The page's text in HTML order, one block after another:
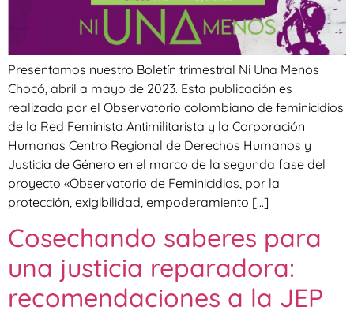
Presentamos nuestro Boletín trimestral Ni Una Menos
Chocó, abril a mayo de 2023. Esta publicación es
realizada por el Observatorio colombiano de feminicidios
de la Red Feminista Antimilitarista y la Corporación
Humanas Centro Regional de Derechos Humanos y
Justicia de Género en el marco de la segunda fase del
proyecto «Observatorio de Feminicidios, por la
protección, exigibilidad, empoderamiento […]
Cosechando saberes para
una justicia reparadora:
recomendaciones a la JEP